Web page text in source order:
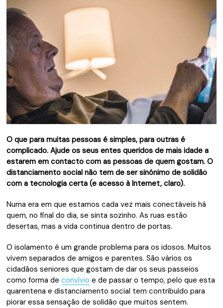
O que para muitas pessoas é simples, para outras é
complicado. Ajude os seus entes queridos de mais idade a
estarem em contacto com as pessoas de quem gostam. O
distanciamento social não tem de ser sinónimo de solidão
com a tecnologia certa (e acesso à Internet, claro).
Numa era em que estamos cada vez mais conectáveis há
quem, no final do dia, se sinta sozinho. As ruas estão
desertas, mas a vida continua dentro de portas.
O isolamento é um grande problema para os idosos. Muitos
vivem separados de amigos e parentes. São vários os
cidadãos seniores que gostam de dar os seus passeios
como forma deconvívio e de passar o tempo, pelo que esta
quarentena e distanciamento social tem contribuído para
piorar essa sensação de solidão que muitos sentem.